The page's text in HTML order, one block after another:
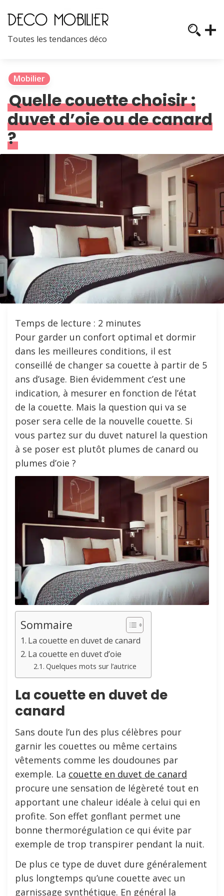
Toutes les tendances déco
Mobilier
Quelle couette choisir :
duvet d’oie ou de canard
?
Temps de lecture : 2 minutes
Pour garder un confort optimal et dormir
dans les meilleures conditions, il est
conseillé de changer sa couette à partir de 5
ans d’usage. Bien évidemment c’est une
indication, à mesurer en fonction de l’état
de la couette. Mais la question qui va se
poser sera celle de la nouvelle couette. Si
vous partez sur du duvet naturel la question
à se poser est plutôt plumes de canard ou
plumes d’oie ?
Sommaire
La couette en duvet de canard
La couette en duvet d’oie
Quelques mots sur l’autrice
La couette en duvet de
canard
Sans doute l’un des plus célèbres pour
garnir les couettes ou même certains
vêtements comme les doudounes par
exemple. La couette en duvet de canard
procure une sensation de légèreté tout en
apportant une chaleur idéale à celui qui en
profite. Son effet gonflant permet une
bonne thermorégulation ce qui évite par
exemple de trop transpirer pendant la nuit.
De plus ce type de duvet dure généralement
plus longtemps qu’une couette avec un
garnissage synthétique. En général la